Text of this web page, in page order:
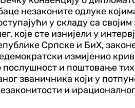
незаконите одлуке
у складу са
које сте изнијели у
Српске и БиХ,
измијенио
и поштовање
званичника који у
и